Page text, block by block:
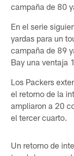
campaña de 80
En el serie
yardas para un
campaña de 89
Bay una ventaja
Los Packers
el retorno de la
ampliaron a 20
el tercer cuarto.
Un retorno de